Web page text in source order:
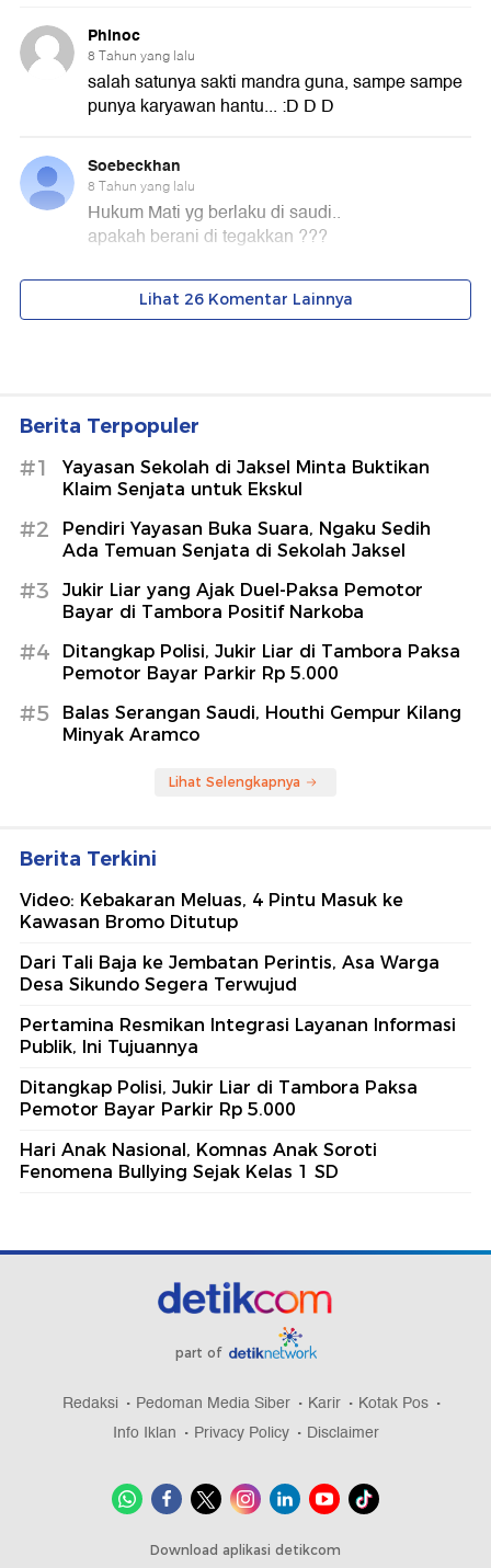
Berita Terpopuler
#1
Yayasan Sekolah di Jaksel Minta Buktikan
Klaim Senjata untuk Ekskul
#2
Pendiri Yayasan Buka Suara, Ngaku Sedih
Ada Temuan Senjata di Sekolah Jaksel
#3
Jukir Liar yang Ajak Duel-Paksa Pemotor
Bayar di Tambora Positif Narkoba
#4
Ditangkap Polisi, Jukir Liar di Tambora Paksa
Pemotor Bayar Parkir Rp 5.000
#5
Balas Serangan Saudi, Houthi Gempur Kilang
Minyak Aramco
Lihat Selengkapnya
Berita Terkini
Video: Kebakaran Meluas, 4 Pintu Masuk ke
Kawasan Bromo Ditutup
Dari Tali Baja ke Jembatan Perintis, Asa Warga
Desa Sikundo Segera Terwujud
Pertamina Resmikan Integrasi Layanan Informasi
Publik, Ini Tujuannya
Ditangkap Polisi, Jukir Liar di Tambora Paksa
Pemotor Bayar Parkir Rp 5.000
Hari Anak Nasional, Komnas Anak Soroti
Fenomena Bullying Sejak Kelas 1 SD
part of
Redaksi Pedoman Media Siber Karir
Kotak Pos
Info Iklan
Privacy Policy Disclaimer
Download aplikasi detikcom